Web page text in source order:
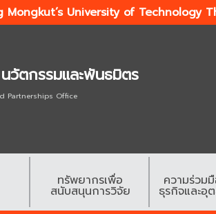
Mongkut’s University of Technology
วัตกรรมและพันธมิตร
Partnerships Office
ทรัพยากรเพื่อ
สนับสนุนการวิจัย
ความร่วม
ธุรกิจและอุ